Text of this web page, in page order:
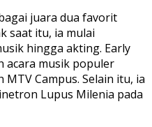
juara dua favorit
saat itu, ia mulai
hingga akting. Early
acara musik populer
Campus. Selain itu, ia
Lupus Milenia pada